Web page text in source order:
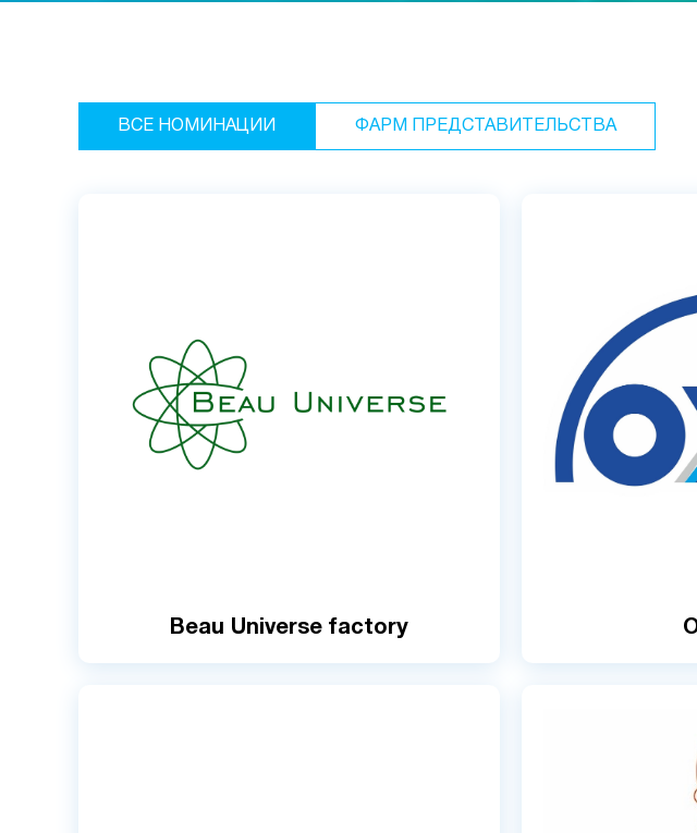
ВСЕ НОМИНАЦИИ ФАРМ ПРЕДСТАВИТЕЛЬСТВА
Beau Universe factory